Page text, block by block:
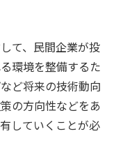
て、民間企業が投
環境を整備するた
ど将来の技術動向
の方向性などをあ
していくことが必